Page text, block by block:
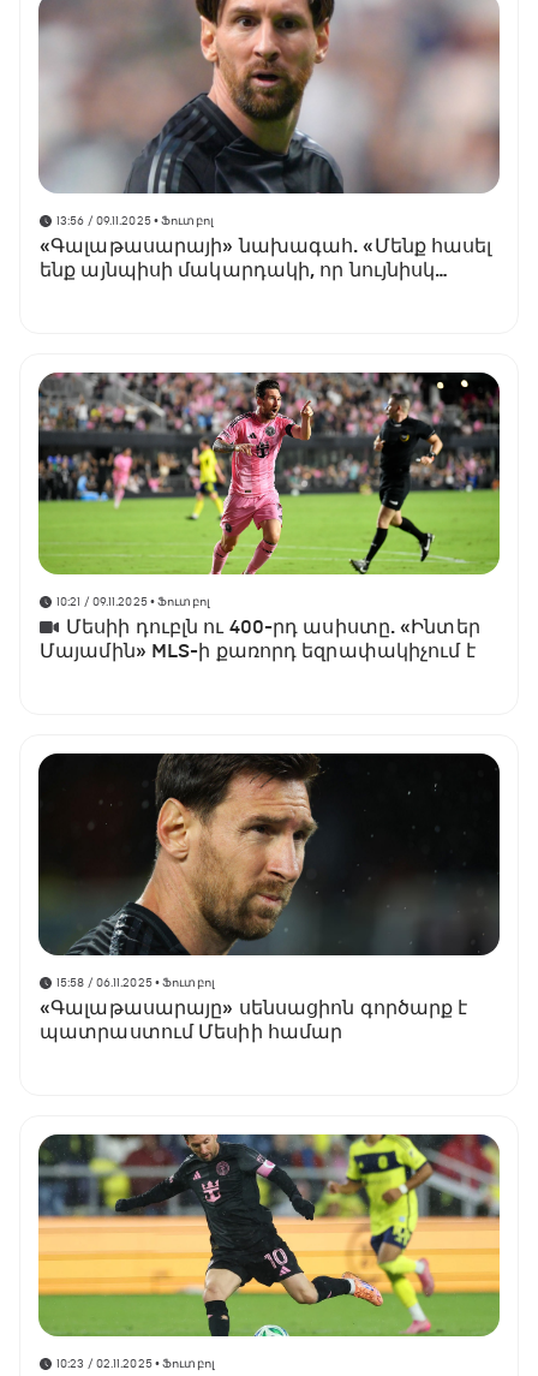
13:56 / 09.11.2025• Ֆուտբոլ
«Գալաթասարայի» նախագահ. «Մենք հասել
ենք այնպիսի մակարդակի, որ նույնիսկ
10:21 / 09.11.2025• Ֆուտբոլ
Մեսիի դուբլն ու 400-րդ ասիստը. «Ինտեր
Մայամին» MLS-ի քառորդ եզրափակիչում է
15:58 / 06.11.2025• Ֆուտբոլ
«Գալաթասարայը» սենսացիոն գործարք է
պատրաստում Մեսիի համար
10:23 / 02.11.2025• Ֆուտբոլ